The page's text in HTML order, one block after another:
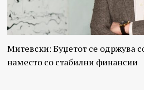
Митевски: Буџетот се одржува
наместо со стабилни финансии